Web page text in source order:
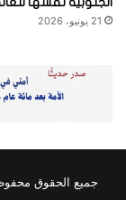
21 يونيو، 2026
جميع الحقوق